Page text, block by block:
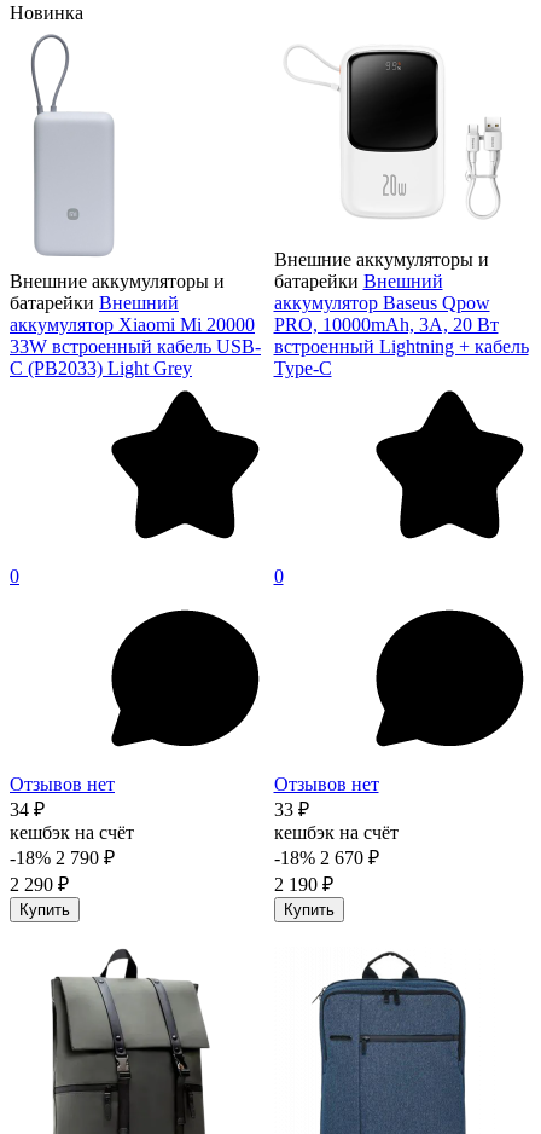
Новинка
Внешние аккумуляторы и
батарейки Внешний
аккумулятор Xiaomi Mi 20000
33W встроенный кабель USB-
C (PB2033) Light Grey
0
Отзывов нет
34 ₽
кешбэк на счёт
-18% 2 790 ₽
2 290 ₽
Купить
Внешние аккумуляторы и
батарейки Внешний
аккумулятор Baseus Qpow
PRO, 10000mAh, 3A, 20 Вт
встроенный Lightning + кабель
Type-C
0
Отзывов нет
33 ₽
кешбэк на счёт
-18% 2 670 ₽
2 190 ₽
Купить